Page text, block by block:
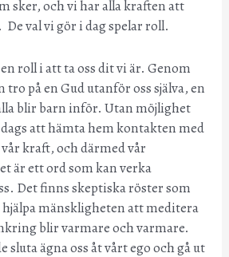
sker, och vi har alla kraften att
val vi gör i dag spelar roll.
roll i att ta oss dit vi är. Genom
tro på en Gud utanför oss själva, en
blir barn inför. Utan möjlighet
att hämta hem kontakten med
kraft, och därmed vår
är ett ord som kan verka
Det finns skeptiska röster som
mänskligheten att meditera
blir varmare och varmare.
ägna oss åt vårt ego och gå ut